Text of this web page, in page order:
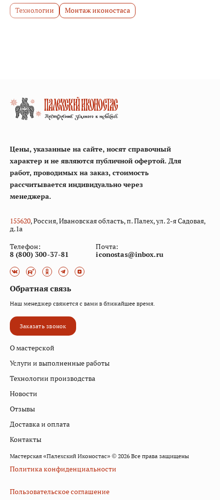
предстанет в храме заказчика.
Технологии Монтаж иконостаса
Цены, указанные на сайте, носят справочный
характер и не являются публичной офертой. Для
работ, проводимых на заказ, стоимость
рассчитывается индивидуально через
менеджера.
155620, Россия, Ивановская область, п. Палех, ул. 2-я Садовая,
д.1а
Телефон:
8 (800) 300-37-81
Почта:
iconostas@inbox.ru
О мастерской
Услуги и выполненные работы
Технологии производства
Новости
Отзывы
Доставка и оплата
Контакты
Обратная связь
Наш менеджер свяжется с вами в ближайшее время.
Заказать звонок
Мастерская «Палехский Иконостас» © 2026 Все права защищены
Политика конфиденциальности
Пользовательское соглашение